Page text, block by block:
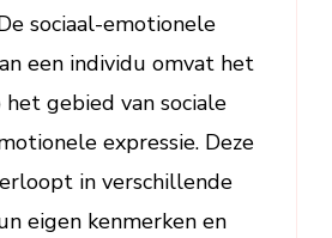
sociaal-emotionele
een individu omvat het
gebied van sociale
expressie. Deze
in verschillende
eigen kenmerken en